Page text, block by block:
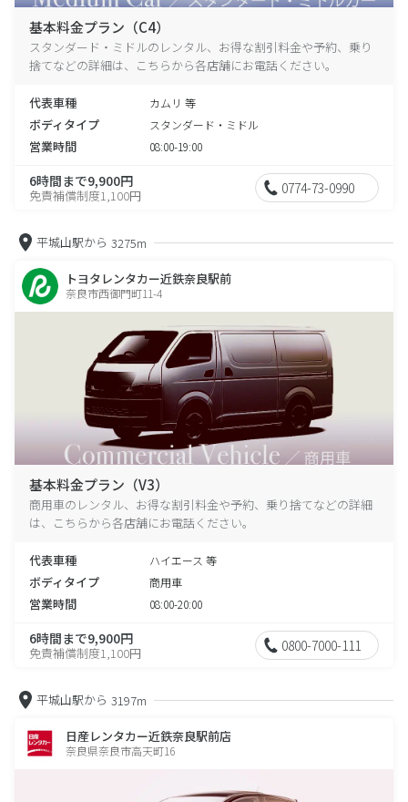
基本料金プラン（C4）
スタンダード・ミドルのレンタル、お得な割引料金や予約、乗り
捨てなどの詳細は、こちらから各店舗にお電話ください。
代表車種 カムリ 等
ボディタイプ スタンダード・ミドル
営業時間 08:00-19:00
6時間まで9,900円
免責補償制度1,100円 0774-73-0990
平城山駅から 3275m
トヨタレンタカー近鉄奈良駅前
奈良市西御門町11-4
基本料金プラン（V3）
商用車のレンタル、お得な割引料金や予約、乗り捨てなどの詳細
は、こちらから各店舗にお電話ください。
代表車種 ハイエース 等
ボディタイプ 商用車
営業時間 08:00-20:00
6時間まで9,900円
免責補償制度1,100円 0800-7000-111
平城山駅から 3197m
日産レンタカー近鉄奈良駅前店
奈良県奈良市高天町16